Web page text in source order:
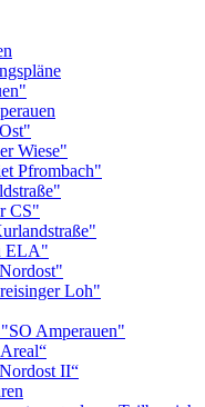
Wiese"
Pfrombach"
CS"
ELA"
Loh"
Amperauen"
II“